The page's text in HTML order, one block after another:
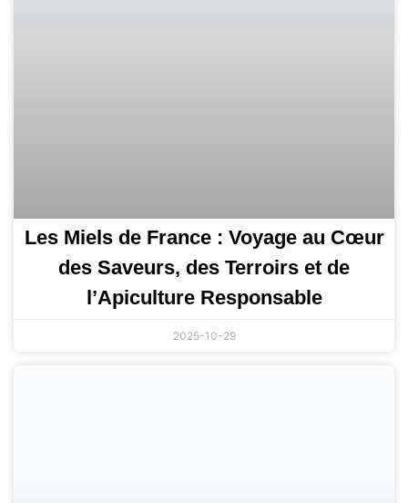
Les Miels de France : Voyage au Cœur
des Saveurs, des Terroirs et de
l’Apiculture Responsable
2025-10-29